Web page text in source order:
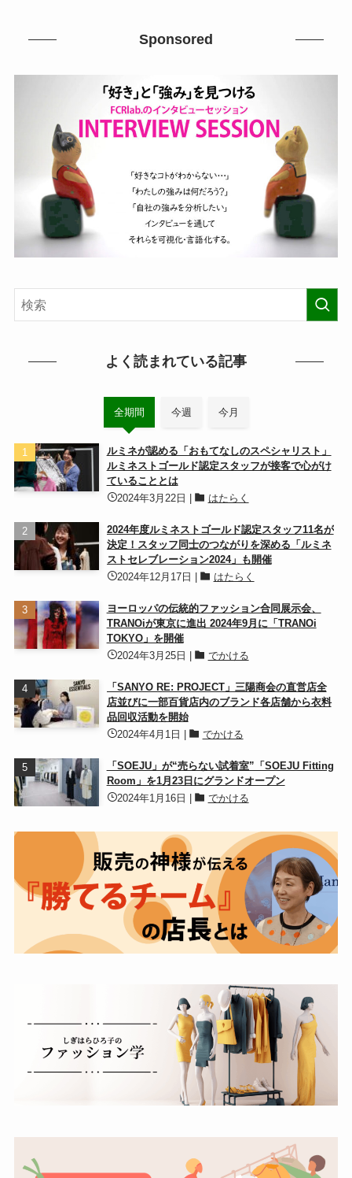
Sponsored
よく読まれている記事
全期間 今週 今月
ルミネが認める「おもてなしのスペシャリスト」
ルミネストゴールド認定スタッフが接客で心がけ
ていることとは
2024年3月22日
はたらく
2024年度ルミネストゴールド認定スタッフ11名が
決定！スタッフ同士のつながりを深める「ルミネ
ストセレブレーション2024」も開催
2024年12月17日
はたらく
ヨーロッパの伝統的ファッション合同展示会、
TRANOiが東京に進出 2024年9月に「TRANOi
TOKYO」を開催
2024年3月25日
でかける
「SANYO RE: PROJECT」三陽商会の直営店全
店並びに一部百貨店内のブランド各店舗から衣料
品回収活動を開始
2024年4月1日
でかける
「SOEJU」が“売らない試着室”「SOEJU Fitting
Room」を1月23日にグランドオープン
2024年1月16日
でかける